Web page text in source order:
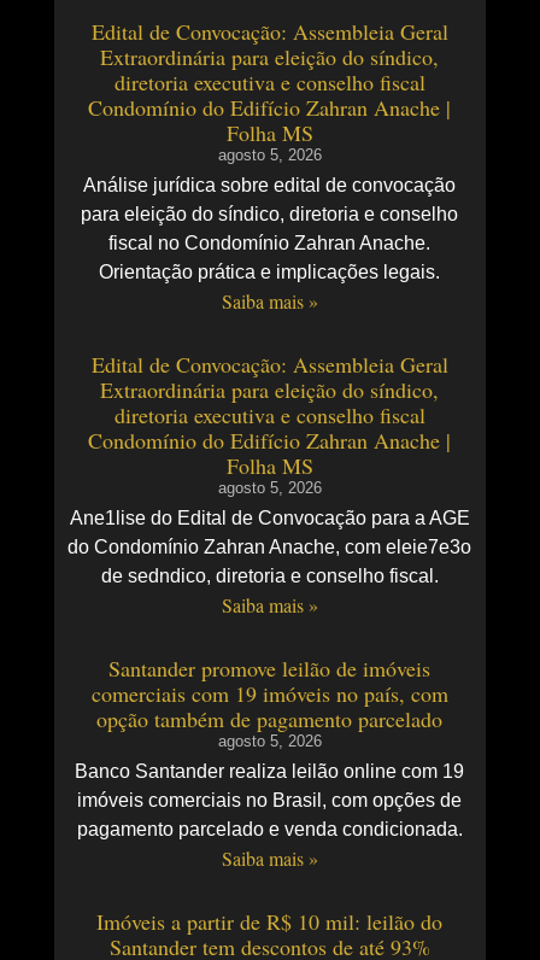
Edital de Convocação: Assembleia Geral
Extraordinária para eleição do síndico,
diretoria executiva e conselho fiscal
Condomínio do Edifício Zahran Anache |
Folha MS
agosto 5, 2026
Análise jurídica sobre edital de convocação
para eleição do síndico, diretoria e conselho
fiscal no Condomínio Zahran Anache.
Orientação prática e implicações legais.
Saiba mais »
Edital de Convocação: Assembleia Geral
Extraordinária para eleição do síndico,
diretoria executiva e conselho fiscal
Condomínio do Edifício Zahran Anache |
Folha MS
agosto 5, 2026
Ane1lise do Edital de Convocação para a AGE
do Condomínio Zahran Anache, com eleie7e3o
de sedndico, diretoria e conselho fiscal.
Saiba mais »
Santander promove leilão de imóveis
comerciais com 19 imóveis no país, com
opção também de pagamento parcelado
agosto 5, 2026
Banco Santander realiza leilão online com 19
imóveis comerciais no Brasil, com opções de
pagamento parcelado e venda condicionada.
Saiba mais »
Imóveis a partir de R$ 10 mil: leilão do
Santander tem descontos de até 93%